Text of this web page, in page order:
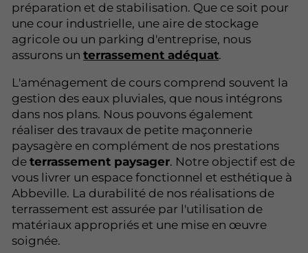
préparation et de stabilisation. Que ce soit pour
une cour industrielle, une aire de stockage
agricole ou un parking d'entreprise, nous
assurons un terrassement adéquat.
L'aménagement de cours comprend souvent la
gestion des eaux pluviales, que nous intégrons
dans nos plans. Nous pouvons également
réaliser des travaux de petite maçonnerie
paysagère en complément de nos prestations
de terrassement paysager. Notre objectif est de
vous livrer un espace fonctionnel et esthétique à
Abbeville. La durabilité de nos réalisations de
terrassement est assurée par l'utilisation de
matériaux appropriés et une mise en œuvre
soignée.